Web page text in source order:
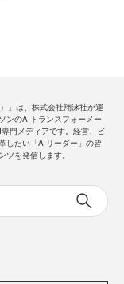
」は、株式会社翔泳社が運
ンのAIトランスフォーメー
門メディアです。経営、ビ
したい「AIリーダー」の皆
ツを発信します。